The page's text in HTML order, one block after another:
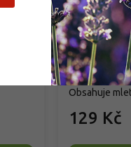
Skladem
129 Kč
určeno pro
Obsahuje